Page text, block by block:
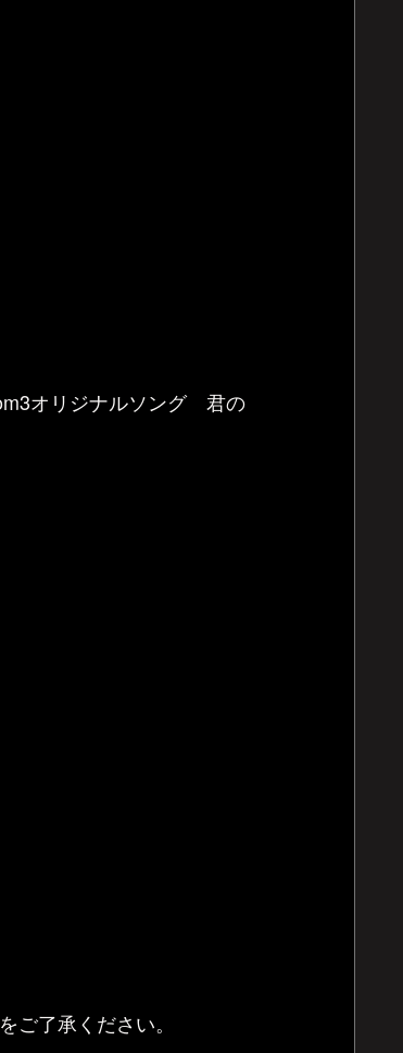
オリジナルソング 君の
了承ください。